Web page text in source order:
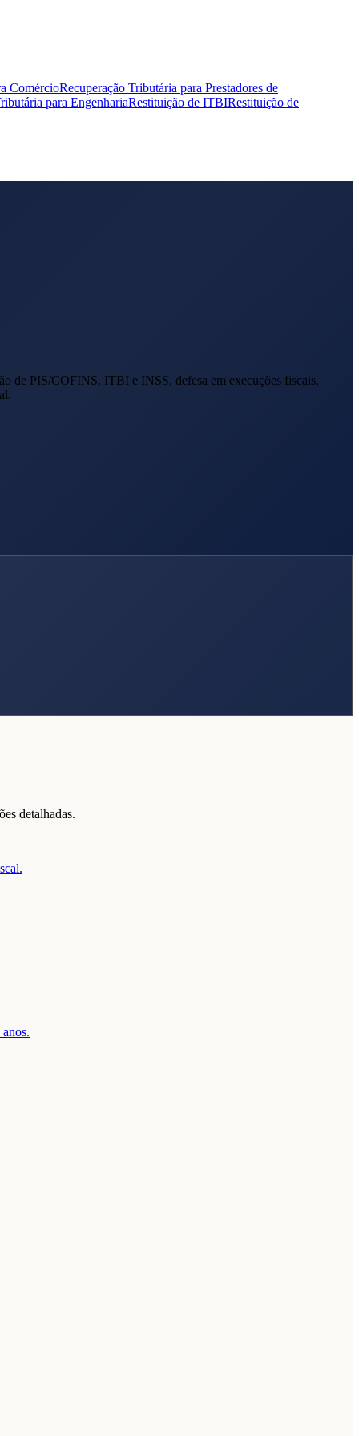
ComércioRecuperação Tributária para Prestadores de
para EngenhariaRestituição de ITBIRestituição de
de PIS/COFINS, ITBI e INSS, defesa em execuções fiscais,
detalhadas.